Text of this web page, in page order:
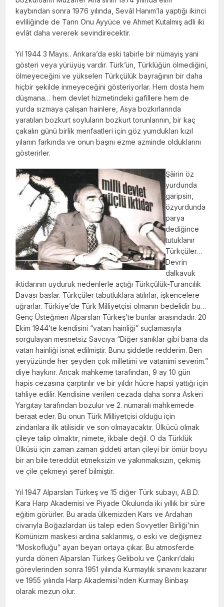
kaybından sonra 1976 yılında, Sevâl Hanım’la yaptığı ikinci
evliliğinde de Tanrı Onu Ayyüce ve Ahmet Kutalmış adli iki
evlât daha vererek sevindirecektir.
Yıl 1944 3 Mayıs.. Ankara’da eski tabirle bir nümayiş yani
gösteri veya yürüyüş vardır. Türk’ün, Türklüğün ölmediğini,
ölmeyeceğini ve yükselen Türkçülük bayrağının bir daha
hiçbir şekilde inmeyeceğini gösteriyorlar. Hem dosta hem
düşmana… hem devlet hizmetindeki gafillere hem de
yurda sızmaya çalışan hainlere, Asya bozkırlarında
yaratılan bozkurt soyluların bozkurt torunlarının, bir kaç
çakalın günü birlik menfaatleri için göz yumdukları kızıl
yılanın farkında ve onun başını ezme azminde olduklarını
gösterirler.
Şâirin öz
yurdunda
garipsin,
özyurdunda
parya
dediğince
tutuklanır
Türkçüler…
Devrin
dalkavuk
iktidarının uyduruk nedenlerle açtığı Türkçülük-Turancılık
Davası baslar. Türkçüler tabutluklara atılırlar, işkencelere
uğrarlar. Türkiye’de Türk Milliyetçisi olmanın bedelidir bu…
Genç Üsteğmen Alparslan Türkeş’te bunlar arasındadır. 20
Ekim 1944’te kendisini “vatan hainliği” suçlamasıyla
sorgulayan mesnetsiz Savcıya “Diğer sanıklar gibi bana da
vatan hainliği isnat edilmiştir. Bunu şiddetle redderim. Ben
yeryüzünde her şeyden çok milletimi ve vatanimi severim.”
diye haykırır. Ancak mahkeme tarafından, 9 ay 10 gün
hapis cezasına çarptırılır ve bir yıldır hücre hapsi yattığı için
tahliye edilir. Kendisine verilen cezada daha sonra Askeri
Yargıtay tarafından bozulur ve 2. numaralı mahkemede
beraat eder. Bu onun Türk Milliyetçisi olduğu için
zindanlara ilk atilisidir ve son olmayacaktır. Ülkücü olmak
çileye talip olmaktır, nimete, ikbale değil. O da Türklük
Ülküsü için zaman zaman şiddeti artan çileyi bir ömür boyu
bir an bile tereddüt etmeksizin ve yakınmaksızın, çekmiş
ve çile çekmeyi şeref bilmiştir.
Yıl 1947 Alparslan Türkeş ve 15 diğer Türk subayı, A.B.D.
Kara Harp Akademisi ve Piyade Okulunda iki yıllık bir süre
eğitim görürler. Bu arada ülkemizden Kars ve Ardahan
civarıyla Boğazlardan üs talep eden Sovyetler Birliği’nin
Komünizm maskesi ardına saklanmış, o eski ve değişmez
“Moskofluğu” ayan beyan ortaya çıkar. Bu atmosferde
yurda dönen Alparslan Türkeş Gelibolu ve Çankırı’daki
görevlerinden sonra 1951 yılında Kurmaylık sınavını kazanır
ve 1955 yılında Harp Akademisi’nden Kurmay Binbaşı
olarak mezun olur.